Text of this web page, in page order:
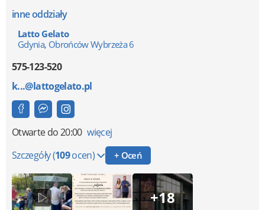
inne oddziały
Latto Gelato
Gdynia, Obrońców Wybrzeża 6
575-123-520
k...@lattogelato.pl
Otwartedo 20:00 więcej
Szczegóły(109ocen) + Oceń
+18